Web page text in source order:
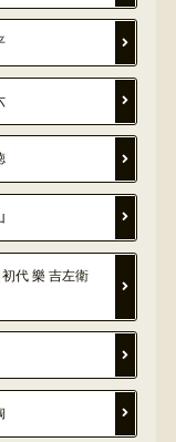
代 樂 吉左衛